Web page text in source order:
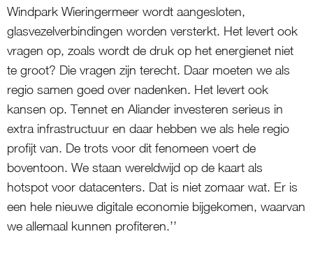
Windpark Wieringermeer wordt aangesloten,
glasvezelverbindingen worden versterkt. Het levert ook
vragen op, zoals wordt de druk op het energienet niet
te groot? Die vragen zijn terecht. Daar moeten we als
regio samen goed over nadenken. Het levert ook
kansen op. Tennet en Aliander investeren serieus in
extra infrastructuur en daar hebben we als hele regio
profijt van. De trots voor dit fenomeen voert de
boventoon. We staan wereldwijd op de kaart als
hotspot voor datacenters. Dat is niet zomaar wat. Er is
een hele nieuwe digitale economie bijgekomen, waarvan
we allemaal kunnen profiteren.’’